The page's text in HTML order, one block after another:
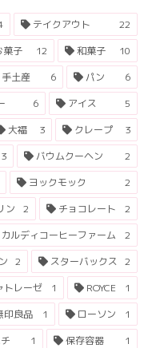
テイクアウト
22
菓子 12 和菓子
10
土産 6 パン
6
6 アイス
5
大福 3 クレープ
3
3 バウムクーヘン
2
ヨックモック
2
ン 2 チョコレート
2
カルディコーヒーファーム
2
2 スターバックス 2
トレーゼ 1 ROYCE
1
印良品 1 ローソン
1
1 保存容器
1